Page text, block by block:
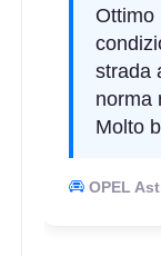
Ottimo
strada
norma
Molto
OPEL